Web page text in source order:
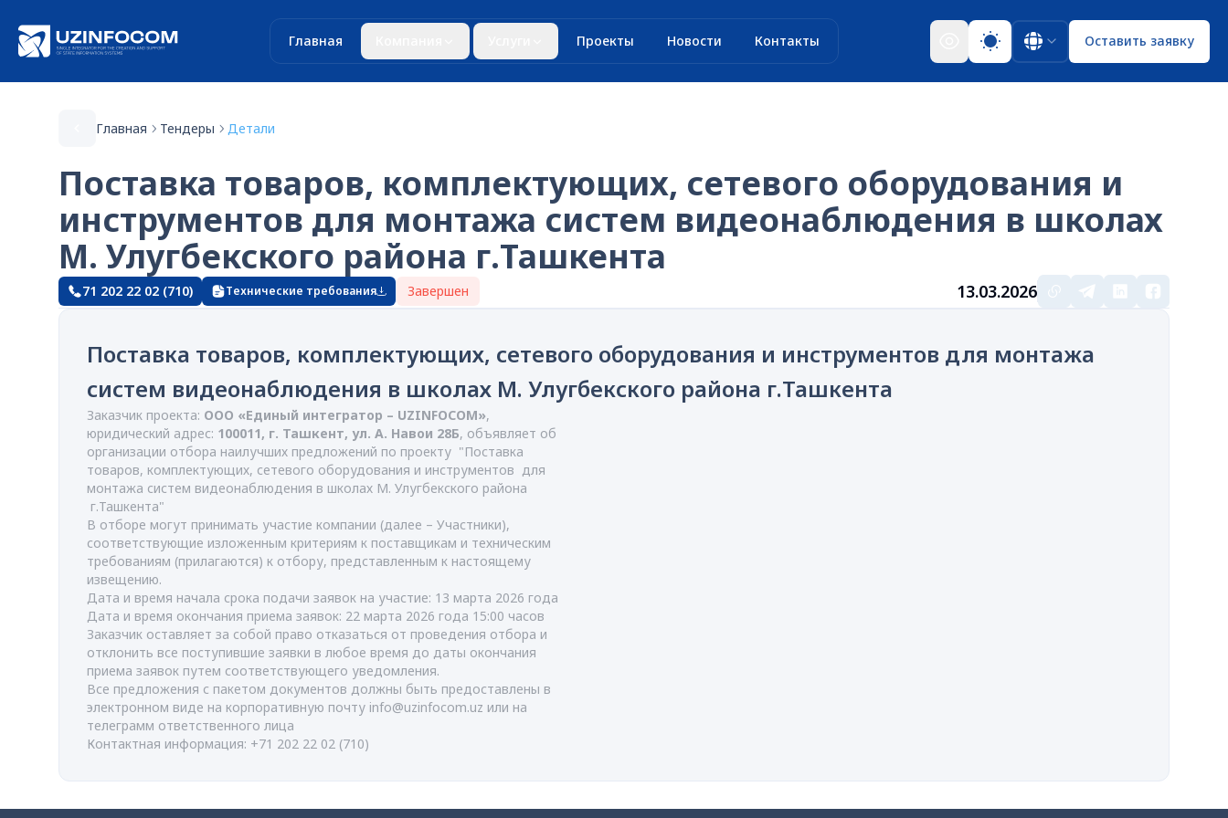
Главная Проекты Новости Контакты Оставить заявку
Главная Тендеры Детали
Поставка товаров, комплектующих, сетевого оборудования и
инструментов для монтажа систем видеонаблюдения в школах
М. Улугбекского района г.Ташкента
71 202 22 02 (710) Технические требования Завершен 13.03.2026
Поставка товаров, комплектующих, сетевого оборудования и инструментов для монтажа
систем видеонаблюдения в школах М. Улугбекского района г.Ташкента
Заказчик проекта: ООО «Единый интегратор – UZINFOCOM»,
юридический адрес: 100011, г. Ташкент, ул. А. Навои 28Б, объявляет об
организации отбора наилучших предложений по проекту "Поставка
товаров, комплектующих, сетевого оборудования и инструментов для
монтажа систем видеонаблюдения в школах М. Улугбекского района
г.Ташкента"
В отборе могут принимать участие компании (далее – Участники),
соответствующие изложенным критериям к поставщикам и техническим
требованиям (прилагаются) к отбору, представленным к настоящему
извещению.
Дата и время начала срока подачи заявок на участие: 13 марта 2026 года
Дата и время окончания приема заявок: 22 марта 2026 года 15:00 часов
Заказчик оставляет за собой право отказаться от проведения отбора и
отклонить все поступившие заявки в любое время до даты окончания
приема заявок путем соответствующего уведомления.
Все предложения с пакетом документов должны быть предоставлены в
электронном виде на корпоративную почту info@uzinfocom.uz или на
телеграмм ответственного лица
Контактная информация: +71 202 22 02 (710)